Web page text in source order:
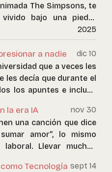
The Simpsons, te
bajo una piedra
(o nunca prendiste el
13 en Chile).
2025
a nadie
dic 10
que a veces les
les decía que durante el
los apuntes e incluso
la era IA
nov 30
una canción que dice
amor”, lo mismo
Llevar muchos
Tecnología sept 14